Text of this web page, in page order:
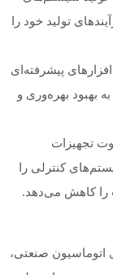
تولید خود را
پیشرفته‌ای
بهبود بهره‌وری و
تجهیزات
کنترلی را
را کاهش می‌دهد.
اتوماسیون صنعتی،